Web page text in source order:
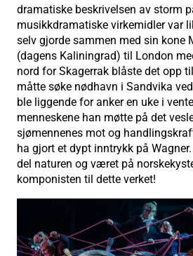
dramatiske beskrivelsen av storm
musikkdramatiske virkemidler var
selv gjorde sammen med sin kone
(dagens Kaliningrad) til London
nord for Skagerrak blåste det opp
måtte søke nødhavn i Sandvika
ble liggende for anker en uke i
menneskene han møtte på det
sjømennenes mot og
ha gjort et dypt inntrykk på
del naturen og været på
komponisten til dette verket!